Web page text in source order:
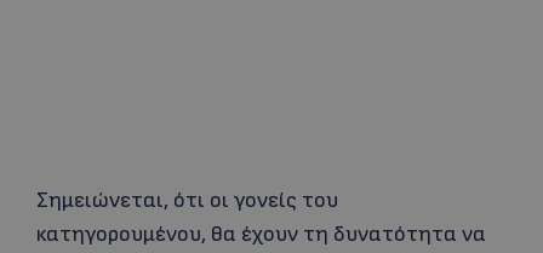
Σημειώνεται, ότι οι γονείς του
κατηγορουμένου, θα έχουν τη δυνατότητα να